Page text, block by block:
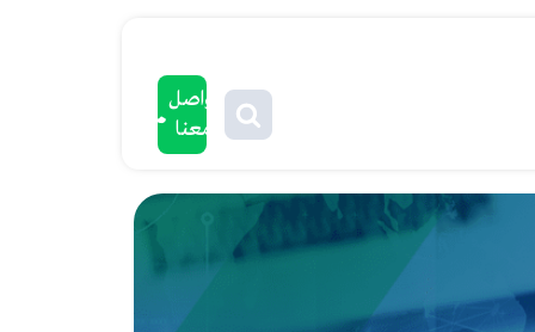
تواصل
معنا